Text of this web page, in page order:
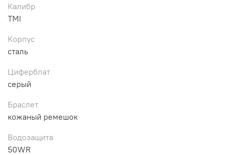
Калибр
TMI
Корпус
сталь
Циферблат
серый
Браслет
кожаный ремешок
Водозащита
50WR